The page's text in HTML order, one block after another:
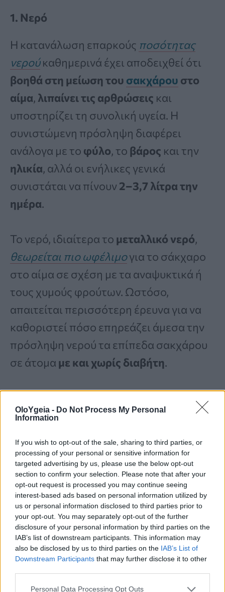
OloYgeia - Do Not Process My Personal
Information
If you wish to opt-out of the sale, sharing to third parties, or
processing of your personal or sensitive information for
targeted advertising by us, please use the below opt-out
section to confirm your selection. Please note that after your
opt-out request is processed you may continue seeing
interest-based ads based on personal information utilized by
us or personal information disclosed to third parties prior to
your opt-out. You may separately opt-out of the further
disclosure of your personal information by third parties on the
IAB’s list of downstream participants. This information may
also be disclosed by us to third parties on the IAB’s List of
Downstream Participants that may further disclose it to other
Personal Data Processing Opt Outs
1. Νερό
Η κατανάλωση επαρκούς ποσότητας
νερούκαθημερινά έχει αποδειχθεί ότι
βοηθά στη μείωση του σακχάρου στο
αίμα, λιπαίνει τις αρθρώσεις και
υποστηρίζει τη συνολική υγεία. Η
συνιστώμενη πρόσληψη διαφέρει
ανάλογα με το φύλο, το βάρος και την
ηλικία, αλλά οι ενήλικες γενικά
συνιστάται να πίνουν 2–3,7 λίτρα την
ημέρα.
Το νερό, ιδιαίτερα το μεταλλικό νερό,
θεωρείται πιο ωφέλιμογια το σάκχαρο
στο αίμα σε σχέση με τα αναψυκτικά ή
τους χυμούς φρούτων. Ωστόσο,
απαιτείται περισσότερη έρευνα για να
καθοριστεί πόσο επηρεάζει άμεσα την
πρόσληψη νερού τα επίπεδα σακχάρου
σε άτομα με και χωρίς διαβήτη.
κατανάλωσημπορεί να οδηγήσει σε
όπωςναυτία,έμετοκαισύγχυση.
2. Πράσινο τσάι
Αν και ορισμένεςμελέτεςσυμπεραίνουν
ότι το πράσινο τσάι μπορεί να βοηθήσει
στον έλεγχο τουσακχάρουστο αίμα,
απαιτείται περισσότερη έρευνα για να
επιβεβαιωθούν τα αποτελέσματά του.